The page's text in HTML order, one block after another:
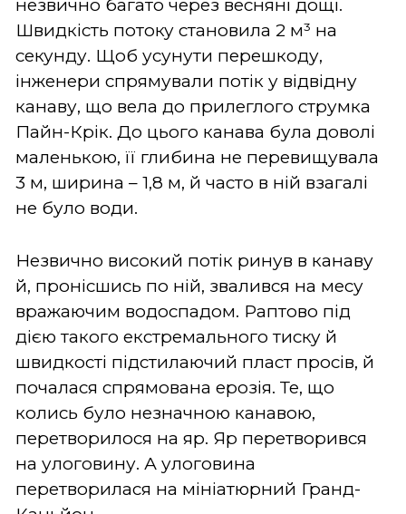
незвично багато через весняні дощі.
Швидкість потоку становила 2 м³ на
секунду. Щоб усунути перешкоду,
інженери спрямували потік у відвідну
канаву, що вела до прилеглого струмка
Пайн-Крік. До цього канава була доволі
маленькою, її глибина не перевищувала
3 м, ширина – 1,8 м, й часто в ній взагалі
не було води.
Незвично високий потік ринув в канаву
й, пронісшись по ній, звалився на месу
вражаючим водоспадом. Раптово під
дією такого екстремального тиску й
швидкості підстилаючий пласт просів, й
почалася спрямована ерозія. Те, що
колись було незначною канавою,
перетворилося на яр. Яр перетворився
на улоговину. А улоговина
перетворилася на мініатюрний Гранд-